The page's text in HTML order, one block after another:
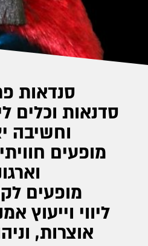
סנדאות
סדנאות וכלים
וחשיבה
מופעים
מופעים
ליווי וייעוץ
אוצרות,